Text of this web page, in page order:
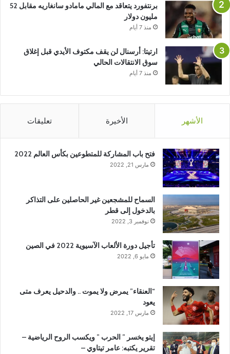
برنتفورد يتعاقد مع المالي مامادو سانغاريه مقابل 52
مليون دولار
منذ 7 أيام
ارتيتا: أرسنال لن يقف مكتوف الأيدي قبل إغلاق
سوق الانتقالات الحالي
منذ 7 أيام
الأشهر الأخيرة تعليقات
فتح باب المشاركة للمتطوعين بكأس العالم 2022
مارس 21, 2022
السماح للمشجعين غير الحاصلين على التذاكر
بالدخول إلى قطر
نوفمبر 3, 2022
تأجيل دورة الألعاب الآسيوية 2022 في الصين
مايو 6, 2022
“العنقاء” يمرض ولا يموت .. والدحيل يعرف متى
يعود
مارس 17, 2022
إيتو يخسر ” الحرب ” ويكسب الروح الرياضية –
تقرير يكتبه: عامر تيتاوي –